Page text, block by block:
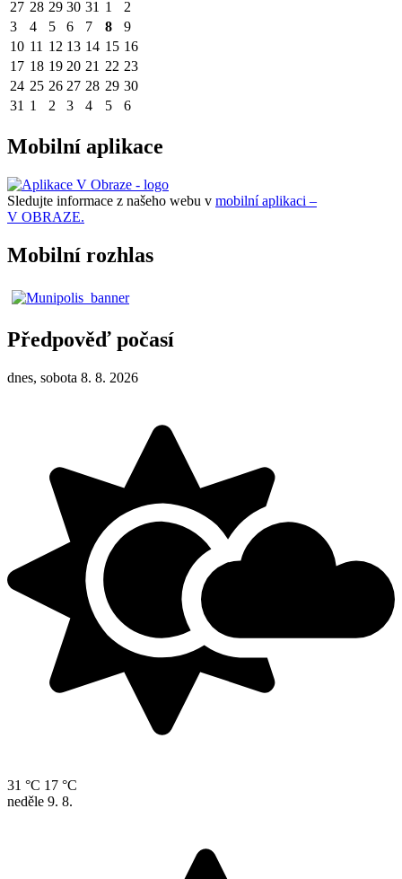
27 28 29 30 31 1
2
3
4 5 6 7 8
9
10 11 12 13 14 15 16
17 18 19 20 21 22 23
24 25 26 27 28 29 30
31 1 2 3 4 5 6
Mobilní aplikace
Sledujte informace z našeho webu v mobilní aplikaci –
V OBRAZE.
Mobilní rozhlas
Předpověď počasí
dnes, sobota 8. 8. 2026
31 °C 17 °C
neděle 9. 8.